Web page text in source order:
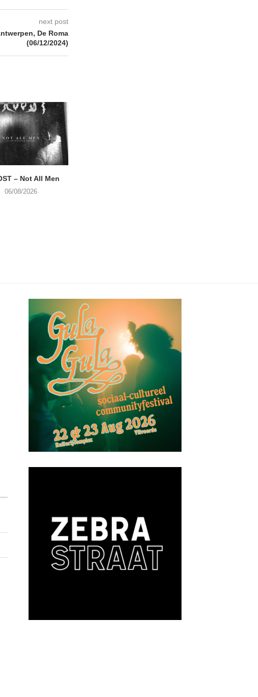
next post
De Roma
(06/12/2024)
– Not All Men
06/08/2026